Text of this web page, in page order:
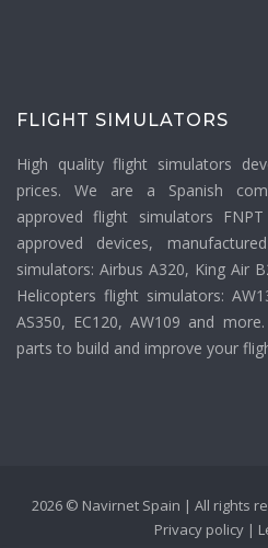
FLIGHT SIMULATORS
High quality flight simulators
prices. We are a Spanish
approved flight simulators
approved devices,
simulators: Airbus A320, King Air
Helicopters flight simulators:
AS350, EC120, AW109 and
parts to build and improve your
2026 © Navirnet Spain | All rights
Privacy policy|